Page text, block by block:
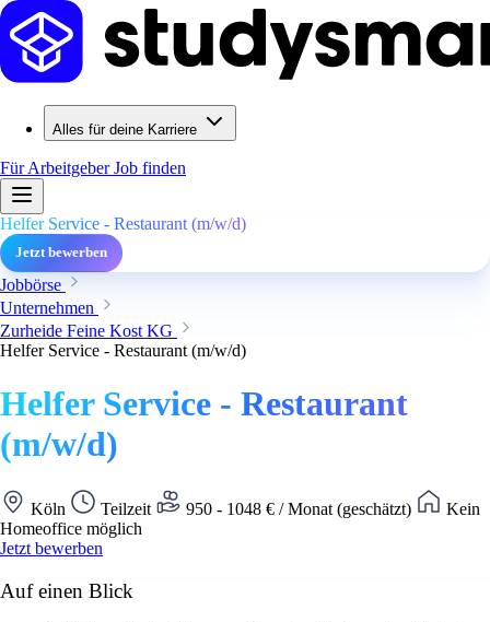
Alles für deine Karriere
Für ArbeitgeberJob finden
Helfer Service - Restaurant (m/w/d)
Jetzt bewerben
Jobbörse
Unternehmen
Zurheide Feine Kost KG
Helfer Service - Restaurant (m/w/d)
Helfer Service - Restaurant
(m/w/d)
Köln Teilzeit 950 - 1048 € / Monat (geschätzt)
Kein
Homeoffice möglich
Jetzt bewerben
Auf einen Blick